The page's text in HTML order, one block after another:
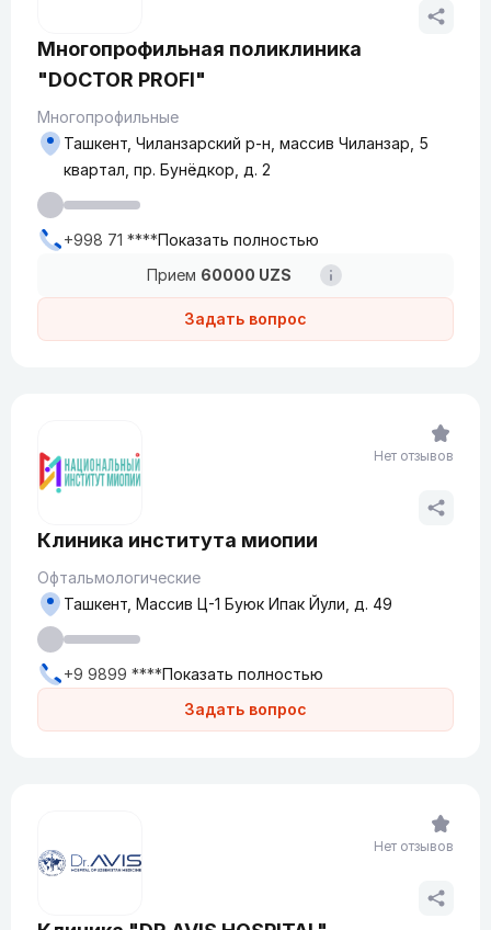
Многопрофильная поликлиника
"DOCTOR PROFI"
Многопрофильные
Прием 60000 UZS
Задать вопрос
Ташкент, Чиланзарский р-н, массив Чиланзар, 5
квартал, пр. Бунёдкор, д. 2
+998 71 ****Показать полностью
Клиника института миопии
Офтальмологические
Задать вопрос
Ташкент, Массив Ц-1 Буюк Ипак Йули, д. 49
+9 9899 ****Показать полностью
Нет отзывов
Нет отзывов